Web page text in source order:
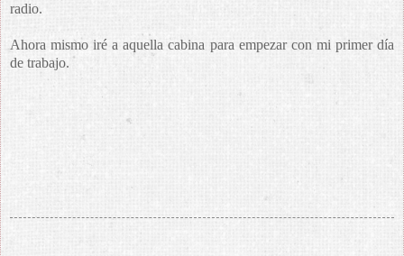
radio.
Ahora mismo iré a aquella cabina para empezar con mi primer día
de trabajo.